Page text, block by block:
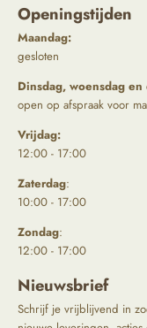
Openingstijden
Maandag:
gesloten
Dinsdag, woensdag
open op afspraak voor
Vrijdag:
12:00 - 17:00
Zaterdag:
10:00 - 17:00
Zondag:
12:00 - 17:00
Nieuwsbrief
Schrijf je vrijblijvend in